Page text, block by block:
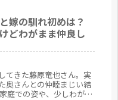
嫁の馴れ初めは？
どわがまま仲良し
てきた藤原竜也さん。実
奥さんとの仲睦まじい結
庭での姿や、少しわがま